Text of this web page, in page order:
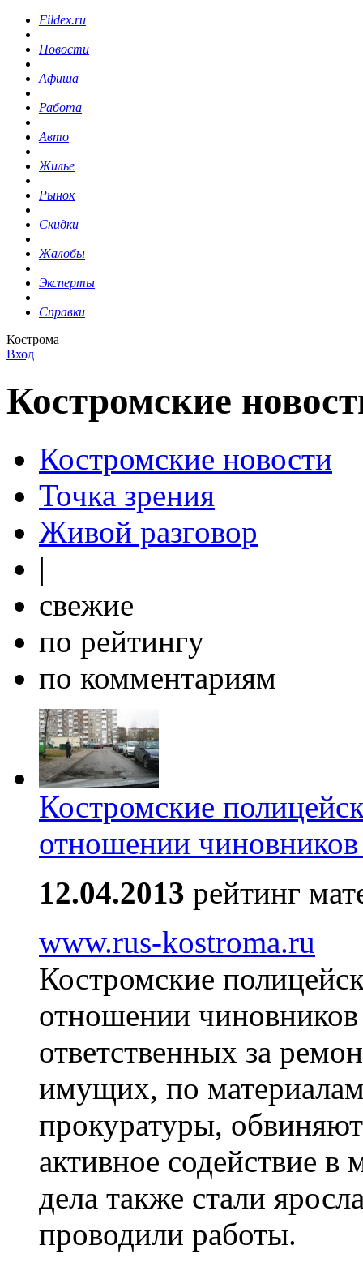
Fildex.ru
Новости
Афиша
Работа
Авто
Жилье
Рынок
Скидки
Жалобы
Эксперты
Справки
Кострома
Вход
Костромские
Костромские новости
Точка зрения
Живой разговор
|
свежие
по рейтингу
по комментариям
Костромские
отношении
12.04.2013 рейтинг
www.rus-kostroma.ru
Костромские
отношении
ответственных за
имущих, по
прокуратуры,
активное содействие
дела также стали
проводили работы.